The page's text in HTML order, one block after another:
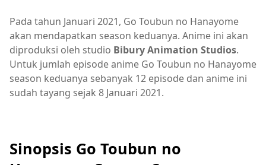
Pada tahun Januari 2021, Go Toubun no Hanayome
akan mendapatkan season keduanya. Anime ini akan
diproduksi oleh studio Bibury Animation Studios.
Untuk jumlah episode anime Go Toubun no Hanayome
season keduanya sebanyak 12 episode dan anime ini
sudah tayang sejak 8 Januari 2021.
Sinopsis Go Toubun no